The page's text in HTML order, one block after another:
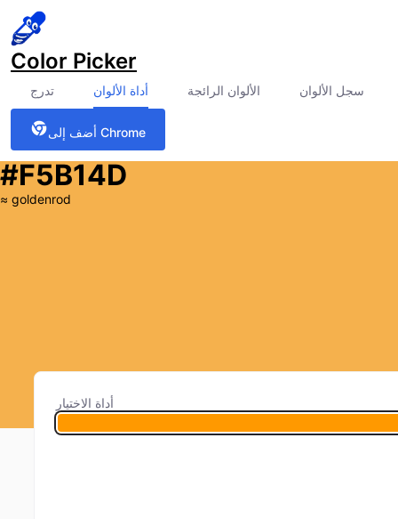
Color Picker
تدرج أداة الألوان الألوان الرائجة سجل الألوان
أضف إلى Chrome
#F5B14D
≈ goldenrod
أداة الاختيار